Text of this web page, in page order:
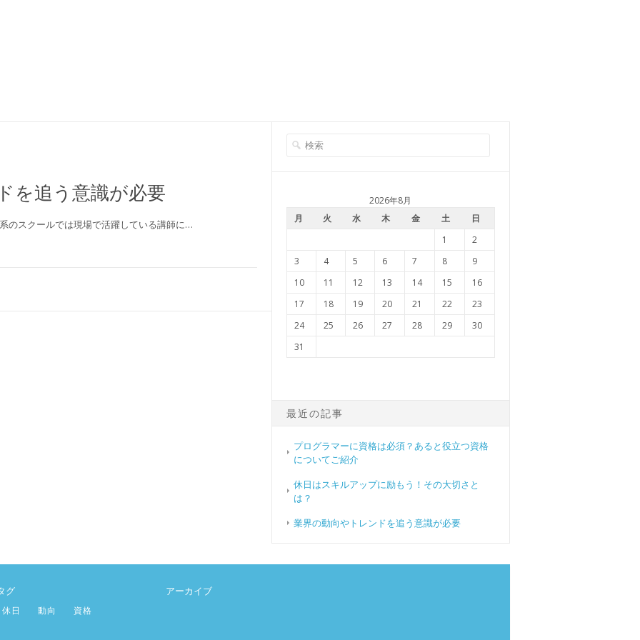
を追う意識が必要
のスクールでは現場で活躍している講師に…
2026年8月
月
火 水 木 金 土
日
1
2
3
4 5 6 7 8
9
10
11 12 13 14 15
16
17
18 19 20 21 22
23
24
25 26 27 28 29
30
31
最近の記事
プログラマーに資格は必須？あると役立つ資格
についてご紹介
休日はスキルアップに励もう！その大切さと
は？
業界の動向やトレンドを追う意識が必要
グ
休日 動向 資格
アーカイブ